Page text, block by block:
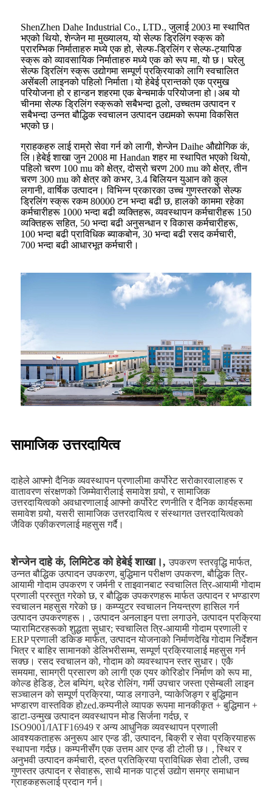
ShenZhen Dahe Industrial Co., LTD., जुलाई 2003 मा स्थापित
भएको थियो, शेन्जेन मा मुख्यालय, यो सेल्फ ड्रिलिंग स्क्रू को
प्रारम्भिक निर्माताहरु मध्ये एक हो, सेल्फ-ड्रिलिंग र सेल्फ-ट्यापिङ
स्क्रू को व्यावसायिक निर्माताहरु मध्ये एक को रूप मा, यो छ। घरेलु
सेल्फ ड्रिलिंग स्क्रू उद्योगमा सम्पूर्ण प्रक्रियाको लागि स्वचालित
असेंबली लाइनको पहिलो निर्माता।यो हेबेई प्रान्तको एक प्रमुख
परियोजना हो र हान्डन शहरमा एक बेन्चमार्क परियोजना हो।अब यो
चीनमा सेल्फ ड्रिलिंग स्क्रूको सबैभन्दा ठूलो, उच्चतम उत्पादन र
सबैभन्दा उन्नत बौद्धिक स्वचालन उत्पादन उद्यमको रूपमा विकसित
भएको छ।
ग्राहकहरु लाई राम्रो सेवा गर्न को लागी, शेन्जेन Daihe औद्योगिक कं,
लि।हेबेई शाखा जुन 2008 मा Handan शहर मा स्थापित भएको थियो,
पहिलो चरण 100 mu को क्षेत्र, दोस्रो चरण 200 mu को क्षेत्र, तीन
चरण 300 mu को क्षेत्र को कभर, 3.4 बिलियन युआन को कुल
लगानी, वार्षिक उत्पादन। विभिन्न प्रकारका उच्च गुणस्तरको सेल्फ
ड्रिलिंग स्क्रू रकम 80000 टन भन्दा बढी छ, हालको काममा रहेका
कर्मचारीहरू 1000 भन्दा बढी व्यक्तिहरू, व्यवस्थापन कर्मचारीहरू 150
व्यक्तिहरू सहित, 50 भन्दा बढी अनुसन्धान र विकास कर्मचारीहरू,
100 भन्दा बढी प्राविधिक ब्याकबोन, 30 भन्दा बढी रसद कर्मचारी,
700 भन्दा बढी आधारभूत कर्मचारी।
सामाजिक उत्तरदायित्व
दाहेले आफ्नो दैनिक व्यवस्थापन प्रणालीमा कर्पोरेट सरोकारवालाहरू र
वातावरण संरक्षणको जिम्मेवारीलाई समावेश गर्‍यो, र सामाजिक
उत्तरदायित्वको अवधारणालाई आफ्नो कर्पोरेट रणनीति र दैनिक कार्यहरूमा
समावेश गर्‍यो, यसरी सामाजिक उत्तरदायित्व र संस्थागत उत्तरदायित्वको
जैविक एकीकरणलाई महसुस गर्दै।
शेन्जेन दाहे कं, लिमिटेड को हेबेई शाखा।, उपकरण स्तरवृद्धि मार्फत,
उन्नत बौद्धिक उत्पादन उपकरण, बुद्धिमान परीक्षण उपकरण, बौद्धिक त्रि-
आयामी गोदाम उपकरण र जर्मनी र ताइवानबाट स्वचालित त्रि-आयामी गोदाम
प्रणाली प्रस्तुत गरेको छ, र बौद्धिक उपकरणहरू मार्फत उत्पादन र भण्डारण
स्वचालन महसुस गरेको छ। कम्प्युटर स्वचालन नियन्त्रण हासिल गर्न
उत्पादन उपकरणहरू। , उत्पादन अनलाइन पत्ता लगाउने, उत्पादन प्रक्रिया
प्यारामिटरहरूको शुद्धता सुधार; स्वचालित त्रि-आयामी गोदाम प्रणाली र
ERP प्रणाली डकिङ मार्फत, उत्पादन योजनाको निर्माणदेखि गोदाम निर्देशन
भित्र र बाहिर सामानको डेलिभरीसम्म, सम्पूर्ण प्रक्रियालाई महसुस गर्न
सक्छ। रसद स्वचालन को, गोदाम को व्यवस्थापन स्तर सुधार। एकै
समयमा, सामग्री प्रसारण को लागी एक एयर कोरिडोर निर्माण को रूप मा,
कोल्ड हेडिङ, टेल बम्पिंग, थ्रेड रोलिंग, गर्मी उपचार जस्ता एसेम्बली लाइन
सञ्चालन को सम्पूर्ण प्रक्रिया, प्याड लगाउने, प्याकेजिङ्ग र बुद्धिमान
भण्डारण वास्तविक होzed.कम्पनीले व्यापक रूपमा मानकीकृत + बुद्धिमान +
डाटा-उन्मुख उत्पादन व्यवस्थापन मोड सिर्जना गर्दछ, र
ISO9001/IATF16949 र अन्य आधुनिक व्यवस्थापन प्रणाली
आवश्यकताहरू अनुरूप आर एन्ड डी, उत्पादन, बिक्री र सेवा प्रक्रियाहरू
स्थापना गर्दछ। कम्पनीसँग एक उत्तम आर एन्ड डी टोली छ। , स्थिर र
अनुभवी उत्पादन कर्मचारी, द्रुत प्रतिक्रिया प्राविधिक सेवा टोली, उच्च
गुणस्तर उत्पादन र सेवाहरू, साथै मानक पार्ट्स उद्योग समग्र समाधान
ग्राहकहरूलाई प्रदान गर्न।